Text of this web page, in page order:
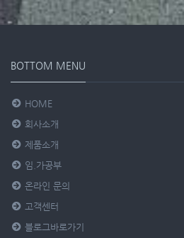
BOTTOM MENU
HOME
회사소개
제품소개
임.가공부
온라인 문의
고객센터
블로그바로가기